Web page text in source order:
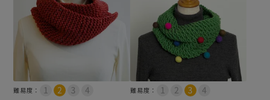
難易度： 難易度：